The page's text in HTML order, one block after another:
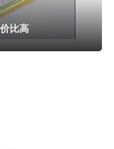
有外露紧固件均为不锈
户外使用多年后外观无
比高